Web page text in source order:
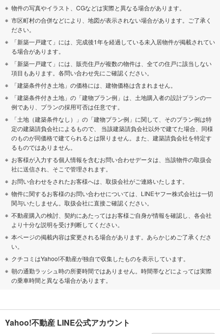
物件の写真やイラスト、CGなどは実際と異なる場合があります。
市区町村の合併などにより、地図が表示されない場合があります。ご了承く
ださい。
「新築一戸建て」には、完成後1年を経過している未入居物件が掲載されてい
る場合があります。
「新築一戸建て」には、販売住戸が複数の物件は、全ての住戸に該当しない
項目もあります。各問い合わせ先にご確認ください。
「建築条件付き土地」の価格には、建物価格は含まれません。
「建築条件付き土地」の「建物プラン例」は、土地購入者の設計プランの一
例であり、プランの採用可否は任意です。
「土地（建築条件なし）」の「建物プラン例」に関して、そのプラン例は特
定の建築請負会社によるもので、 当該建築請負会社以外で建てた場合、同様
のものが同価格で建てられるとは限りません。また、建築請負会社を特定す
るものではありません。
お客様が入力する個人情報を含むお問い合わせデータは、当該物件の取扱会
社に送信され、そこで管理されます。
お問い合わせをされたお客様へは、取扱会社がご連絡いたします。
物件に関するお客様のお問い合わせについては、LINEヤフー株式会社は一切
関与いたしません。取扱会社に直接ご確認ください。
不動産購入の検討、契約にあたってはお客様ご自身が情報を確認し、各会社
より十分な説明を受け判断してください。
本ページの掲載内容は変更される場合があります。あらかじめご了承くださ
い。
クチコミはYahoo!不動産が独自で収集したものを表示しています。
朝の通勤ラッシュ時の所要時間ではありません。時間帯などによっては実際
の乗車時間と異なる場合があります。
Yahoo!不動産 LINE公式アカウント